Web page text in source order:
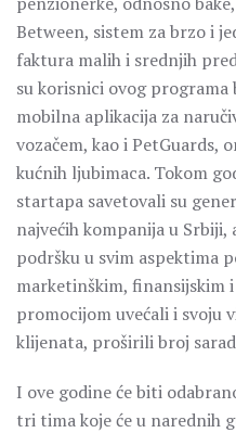
Between, sistem za brzo i
faktura malih i srednjih
su korisnici ovog
mobilna aplikacija za
vozačem, kao i PetGuards,
kućnih ljubimaca. Tokom
startapa savetovali su
najvećih kompanija u
podršku u svim aspektima
marketinškim, finansijskim
promocijom uvećali i svoju
klijenata, proširili broj
I ove godine će biti
tri tima koje će u narednih